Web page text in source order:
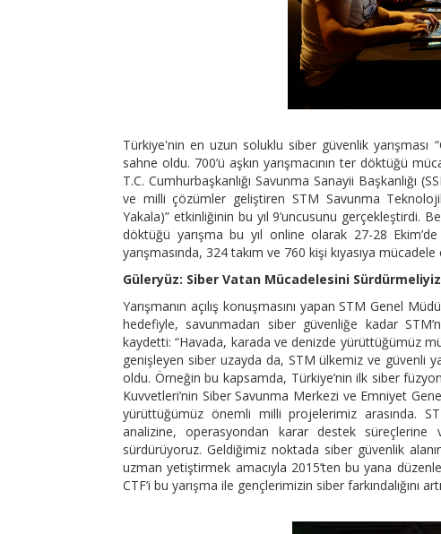
Türkiye'nin en uzun soluklu siber güvenlik yarışması
sahne oldu. 700’ü aşkın yarışmacının ter döktüğü
T.C. Cumhurbaşkanlığı Savunma Sanayii Başkanlığı
ve milli çözümler geliştiren STM Savunma
Yakala)” etkinliğinin bu yıl 9’uncusunu gerçekleştirdi.
döktüğü yarışma bu yıl online olarak 27-28
yarışmasında, 324 takım ve 760 kişi kıyasıya mücadele
Güleryüz: Siber Vatan Mücadelesini Sürdürmeliyiz
Yarışmanın açılış konuşmasını yapan STM Genel
hedefiyle, savunmadan siber güvenliğe kadar
kaydetti: “Havada, karada ve denizde yürüttüğümüz
genişleyen siber uzayda da, STM ülkemiz ve güvenli
oldu. Örneğin bu kapsamda, Türkiye’nin ilk siber
Kuvvetleri’nin Siber Savunma Merkezi ve Emniyet
yürüttüğümüz önemli milli projelerimiz arasında.
analizine, operasyondan karar destek süreçlerine
sürdürüyoruz. Geldiğimiz noktada siber güvenlik
uzman yetiştirmek amacıyla 2015’ten bu yana
CTF’i bu yarışma ile gençlerimizin siber farkındalığını